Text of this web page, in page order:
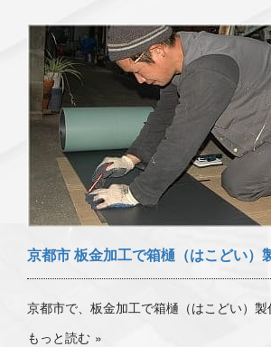
京都市 板金加工で箱樋（はこどい）
京都市で、板金加工で箱樋（はこどい）製
もっと読む